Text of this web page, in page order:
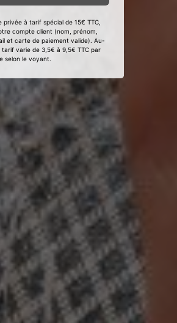
à tarif spécial de 15€ TTC,
compte client (nom, prénom,
et carte de paiement valide). Au-
tarif varie de 3,5€ à 9,5€ TTC par
selon le voyant.